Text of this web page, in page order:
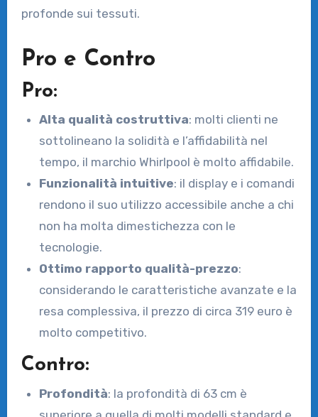
profonde sui tessuti.
Pro e Contro
Pro:
Alta qualità costruttiva: molti clienti ne
sottolineano la solidità e l’affidabilità nel
tempo, il marchio Whirlpool è molto affidabile.
Funzionalità intuitive: il display e i comandi
rendono il suo utilizzo accessibile anche a chi
non ha molta dimestichezza con le
tecnologie.
Ottimo rapporto qualità-prezzo:
considerando le caratteristiche avanzate e la
resa complessiva, il prezzo di circa 319 euro è
molto competitivo.
Contro:
Profondità: la profondità di 63 cm è